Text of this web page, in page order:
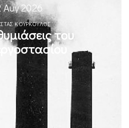
Αυγ 2026
ΚΟΎΡΚΟΥΛΟΣ
του